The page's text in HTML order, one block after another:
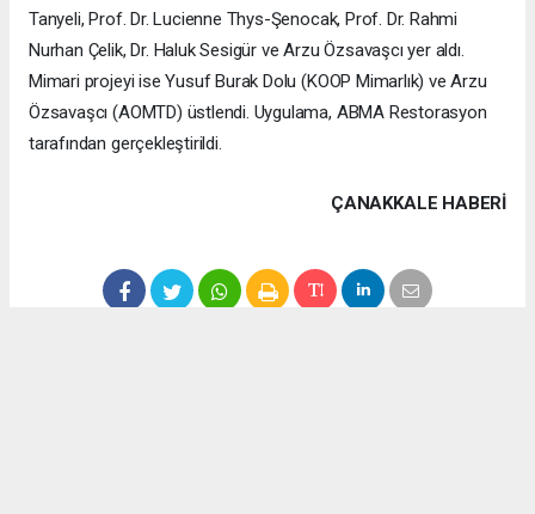
Tanyeli, Prof. Dr. Lucienne Thys-Şenocak, Prof. Dr. Rahmi
Nurhan Çelik, Dr. Haluk Sesigür ve Arzu Özsavaşcı yer aldı.
Mimari projeyi ise Yusuf Burak Dolu (KOOP Mimarlık) ve Arzu
Özsavaşcı (AOMTD) üstlendi. Uygulama, ABMA Restorasyon
tarafından gerçekleştirildi.
ÇANAKKALE HABERİ